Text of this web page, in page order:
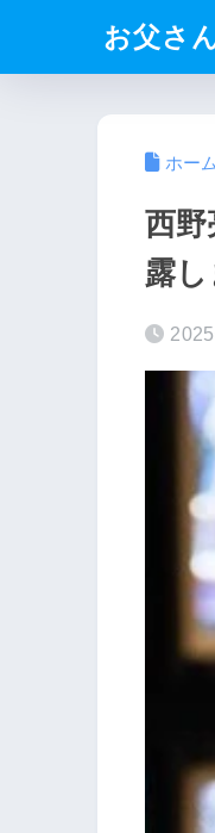
お父さ
ホー
西野
露